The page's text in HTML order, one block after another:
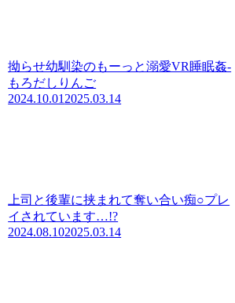
拗らせ幼馴染のもーっと溺愛VR睡眠姦‐
もろだしりんご
2024.10.01 2025.03.14
上司と後輩に挟まれて奪い合い痴○プレ
イされています…!?
2024.08.102025.03.14